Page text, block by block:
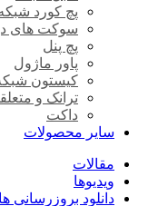
پچ کورد
سوکت های
پچ پنل
پاور ماژول
کیستون
ترانک و
داکت
سایر محصولات
مقالات
ویدیوها
دانلود بروزرسانی ها